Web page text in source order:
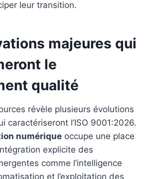
leur transition.
majeures qui
le
qualité
révèle plusieurs évolutions
caractériseront l’ISO 9001:2026.
numérique occupe une place
explicite des
comme l’intelligence
et l’exploitation des